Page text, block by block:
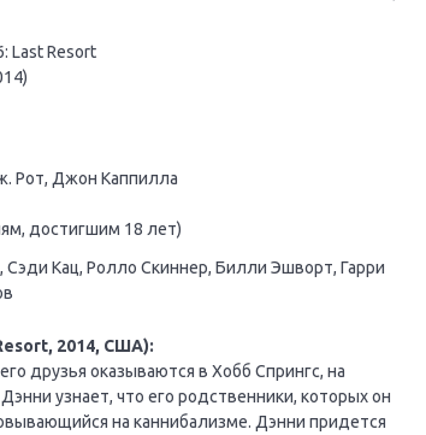
Last Resort
Рот, Джон Каппилла
достигшим 18 лет)
Кац, Ролло Скиннер, Билли Эшворт, Гарри
2014, США):
друзья оказываются в Хобб Спрингс, на
узнает, что его родственники, которых он
на каннибализме. Дэнни придется